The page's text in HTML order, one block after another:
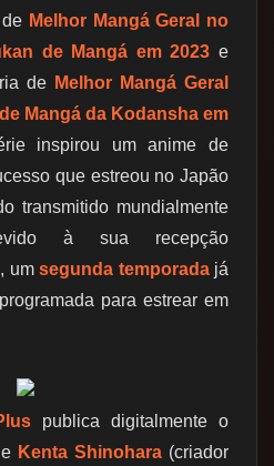
Melhor Mangá Geral no
de Mangá em 2023 e
de Melhor Mangá Geral
Mangá da Kodansha em
inspirou um anime de
que estreou no Japão
transmitido mundialmente
à sua recepção
umsegunda temporadajá
para estrear em
publica digitalmente o
Kenta Shinohara (criador